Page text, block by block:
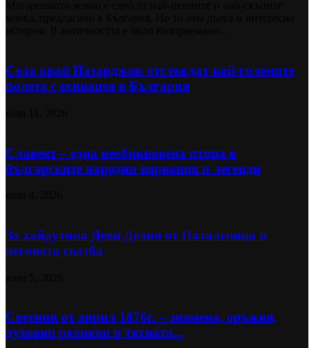
Села край Пазарджик отглеждат най-големите
полета с ехинацея в България
Славеят – една необикновена птица в
българските народни вярвания и легенди
За хайдутина Деян Делия от Паталеница и
неговата сватба
Светини от април 1876г. – знамена, оръжия,
духовни реликви и тяхната...